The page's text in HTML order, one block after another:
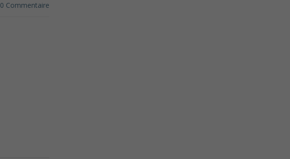
0 Commentaire